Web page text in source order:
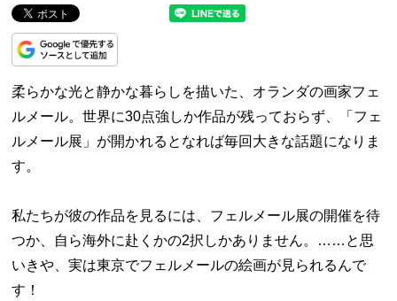
柔らかな光と静かな暮らしを描いた、オランダの画家フェ
ルメール。世界に30点強しか作品が残っておらず、「フェ
ルメール展」が開かれるとなれば毎回大きな話題になりま
す。
私たちが彼の作品を見るには、フェルメール展の開催を待
つか、自ら海外に赴くかの2択しかありません。……と思
いきや、実は東京でフェルメールの絵画が見られるんで
す！